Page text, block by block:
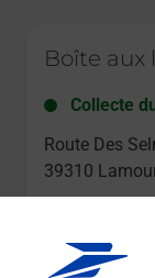
Boîte aux
Collecte
Route Des
39310